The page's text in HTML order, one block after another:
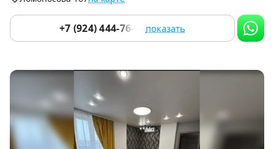
+7 (924) 444-76-67 показать